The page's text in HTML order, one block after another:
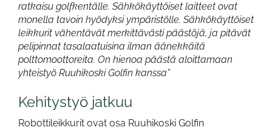
ratkaisu golfkentälle. Sähkökäyttöiset laitteet ovat
monella tavoin hyödyksi ympäristölle. Sähkökäyttöiset
leikkurit vähentävät merkittävästi päästöjä, ja pitävät
pelipinnat tasalaatuisina ilman äänekkäitä
polttomoottoreita. On hienoa päästä aloittamaan
yhteistyö Ruuhikoski Golfin kanssa”
Kehitystyö jatkuu
Robottileikkurit ovat osa Ruuhikoski Golfin